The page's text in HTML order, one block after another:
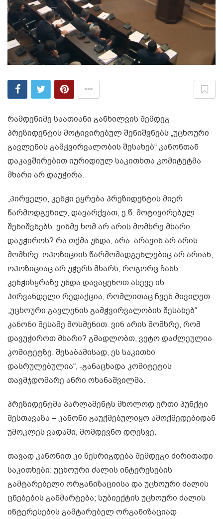
რამდენიმე საათიანი განხილვის შემდეგ
პრეზიდენტის მოტივირებულ შენიშვნებს „უცხოური
გავლენის გამჭვირვალობის შესახებ“ კანონთან
დაკავშირებით იურიდიულ საკითხთა კომიტეტმა
მხარი არ დაუჭირა.
„პირველი, კენჭი ეყრება პრეზიდენტის მიერ
წარმოდგენილ, დავარქვათ, ე.წ. მოტივირებულ
შენიშვნებს. ვინმე ხომ არ არის მომხრე მხარი
დაუჭიროს? რა თქმა უნდა, არა. არავინ არ არის
მომხრე. ოპოზიციის წარმომადგენლებიც არ არიან,
ოპოზიციაც არ უჭერს მხარს, როგორც ჩანს.
კენჭისყრაზე უნდა დავაყენოთ ასევე ის
პირვანდელი რედაქცია, რომლითაც ჩვენ მივიღეთ
„უცხოური გავლენის გამჭვირვალობის შესახებ“
კანონი მესამე მოსმენით. ვინ არის მომხრე, რომ
დავუჭიროთ მხარი? გმადლობთ, ვეტო დაძლეულია
კომიტეტზე. შესაბამისად, ეს საკითხი
დასრულებულია“, -განაცხადა კომიტეტის
თავმჯდომარე ანრი ოხანაშვილმა.
პრეზიდენტმა პარლამენტს მხოლოდ ერთი პუნქტი
შესთავაზა – კანონი გაუქმებულიყო ამოქმედებიდან
უმოკლეს ვადაში, მომდევნო დღესვე.
თავად კანონით კი წესრიგდება შემდეგი ძირითადი
საკითხები: უცხოური ძალის ინტერესების
გამტარებელი ორგანიზაციისა და უცხოური ძალის
ცნებების განმარტება; სუბიექტის უცხოური ძალის
ინტერესების გამტარებელ ორგანიზაციად